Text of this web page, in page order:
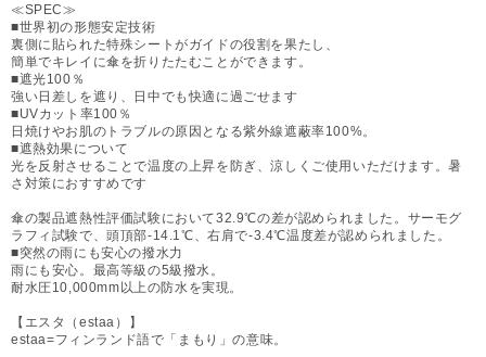
≪SPEC≫
■世界初の形態安定技術
裏側に貼られた特殊シートがガイドの役割を果たし、
簡単でキレイに傘を折りたたむことができます。
■遮光100％
強い日差しを遮り、日中でも快適に過ごせます
■UVカット率100％
日焼けやお肌のトラブルの原因となる紫外線遮蔽率100%。
■遮熱効果について
光を反射させることで温度の上昇を防ぎ、涼しくご使用いただけます。暑
さ対策におすすめです
傘の製品遮熱性評価試験において32.9℃の差が認められました。サーモグ
ラフィ試験で、頭頂部-14.1℃、右肩で-3.4℃温度差が認められました。
■突然の雨にも安心の撥水力
雨にも安心。最高等級の5級撥水。
耐水圧10,000mm以上の防水を実現。
【エスタ（estaa）】
estaa=フィンランド語で「まもり」の意味。